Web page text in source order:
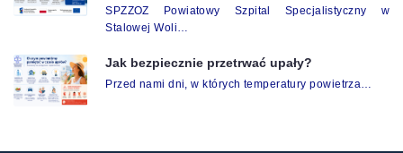
SPZZOZ Powiatowy Szpital Specjalistyczny w
Stalowej Woli…
Jak bezpiecznie przetrwać upały?
Przed nami dni, w których temperatury powietrza…